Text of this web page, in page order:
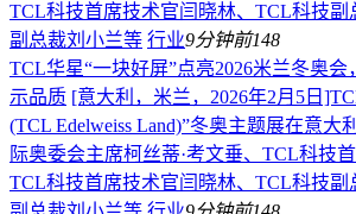
TCL科技首席技术官闫晓林、TCL科技副
副总裁刘小兰等 行业9分钟前148
TCL华星“一块好屏”点亮2026米兰冬奥
示品质 [意大利，米兰，2026年2月5日
(TCL Edelweiss Land)”冬奥主题展在意大
际奥委会主席柯丝蒂·考文垂、TCL科技
TCL科技首席技术官闫晓林、TCL科技副